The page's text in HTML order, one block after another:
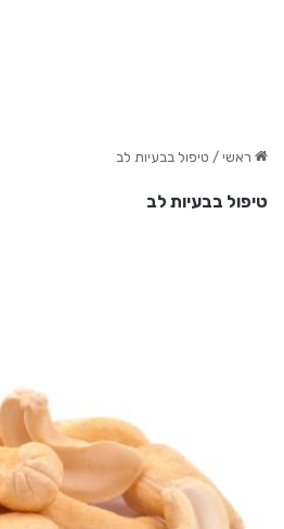
ראשי / טיפול בבעיות לב
טיפול בבעיות לב